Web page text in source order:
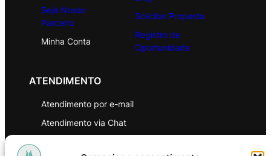
Seja Nosso
Parceiro
Minha Conta
Solicitar Proposta
Registro de
Oportunidade
ATENDIMENTO
Atendimento por e-mail
Atendimento via Chat